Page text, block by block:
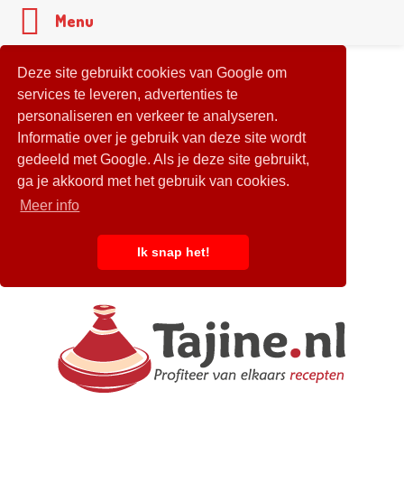
Deze site gebruikt cookies van Google om
services te leveren, advertenties te
personaliseren en verkeer te analyseren.
Informatie over je gebruik van deze site wordt
gedeeld met Google. Als je deze site gebruikt,
ga je akkoord met het gebruik van cookies.
Meer info
Ik snap het!
Menu